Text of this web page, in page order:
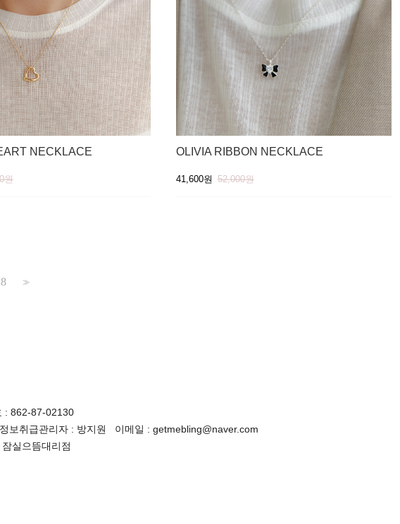
NECKLACE
원
OLIVIA RIBBON NECKLACE
41,600원 52,000원
8 >>
862-87-02130
보취급관리자 : 방지원 이메일 : getmebling@naver.com
실으뜸대리점